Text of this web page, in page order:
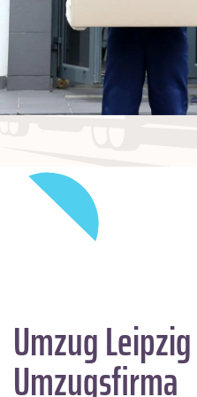
Umzug Leipzig
Umzugsfirma